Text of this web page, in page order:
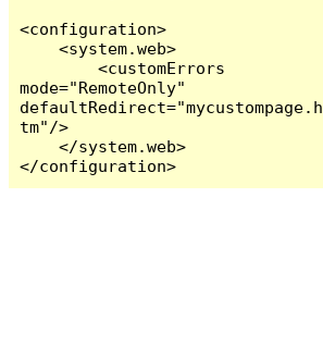
<configuration>
    <system.web>
        <customErrors
mode="RemoteOnly"
defaultRedirect="mycustompage.h
tm"/>
    </system.web>
</configuration>